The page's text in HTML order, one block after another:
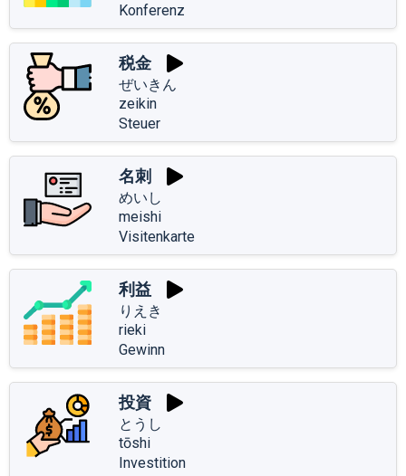
Konferenz
税金
ぜいきん
zeikin
Steuer
名刺
めいし
meishi
Visitenkarte
利益
りえき
rieki
Gewinn
投資
とうし
tōshi
Investition